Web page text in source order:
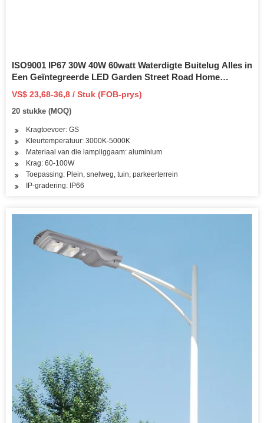
ISO9001 IP67 30W 40W 60watt Waterdigte Buitelug Alles in
Een Geïntegreerde LED Garden Street Road Home
Sonkraglig met Paneel en Litiumbattery
VS$ 23,68-36,8 / Stuk (FOB-prys)
20 stukke (MOQ)
Kragtoevoer: GS
Kleurtemperatuur: 3000K-5000K
Materiaal van die lampliggaam: aluminium
Krag: 60-100W
Toepassing: Plein, snelweg, tuin, parkeerterrein
IP-gradering: IP66